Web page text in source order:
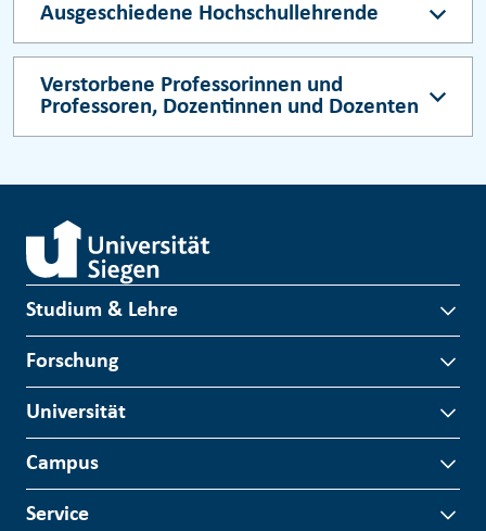
Ausgeschiedene Hochschullehrende
Verstorbene Professorinnen und
Professoren, Dozentinnen und Dozenten
Studium & Lehre
Forschung
Universität
Campus
Service